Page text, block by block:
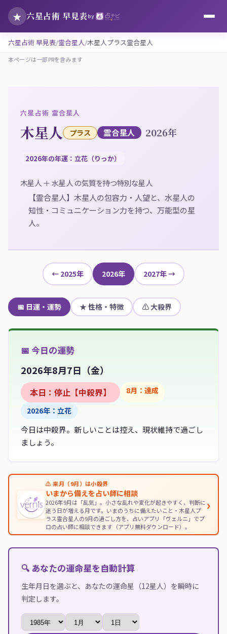
★ 六星占術 早見表by
六星占術 早見表 霊合星人 木星人プラス霊合星人
本ページは一部PRを含みます
六星占術 霊合星人
木星人 プラス 霊合星人 2026年
2026年の年運：立花（りっか）
木星人 ＋ 水星人 の気質を持つ特別な星人
【霊合星人】木星人の包容力・人望と、水星人の
知性・コミュニケーション力を持つ、万能型の星
人。
← 2025年 2026年 2027年 →
📅 日運・運勢 ★ 性格・特徴 ⚠ 大殺界
📅 今日の運勢
2026年8月7日（金）
本日：停止【中殺界】
8月：達成
2026年：立花
今日は中殺界。新しいことは控え、現状維持で過ごし
ましょう。
⚠ 来月（9月）は小殺界
いまから備えを占い師に相談
2026年9月は「乱気」。小さな乱れや変化が起きやすく、判断に
迷う日が増える月です。いまのうちに備えたいこと・木星人プ
ラス霊合星人の9月の過ごし方を、占いアプリ「ヴェルニ」でプ
ロの占い師に相談できます（アプリ無料ダウンロード）。
›
🔍 あなたの運命星を自動計算
生年月日を選ぶと、あなたの運命星（12星人）を瞬時に
判定します。